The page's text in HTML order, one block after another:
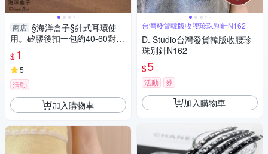
商店 §海洋盒子§針式耳環使
用。矽膠後扣一包約40-60對.
每帳號限購兩組
$1
5
活動
加入購物車
台灣發貨韓版收腰珍珠別針N162
D. Studio台灣發貨韓版收腰珍
珠別針N162
$5
活動 券
加入購物車